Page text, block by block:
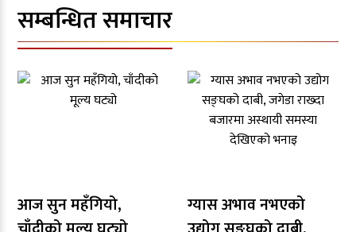
सम्बन्धित समाचार
आज सुन महँगियो,
ग्यास अभाव नभएको